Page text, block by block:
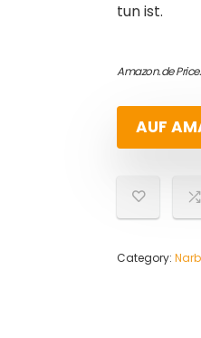
tun ist.
Amazon.de
AUF
Category: